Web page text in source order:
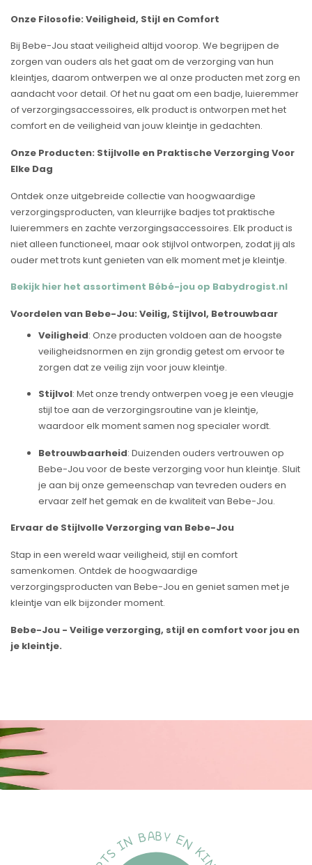
Onze Filosofie: Veiligheid, Stijl en Comfort
Bij Bebe-Jou staat veiligheid altijd voorop. We begrijpen de
zorgen van ouders als het gaat om de verzorging van hun
kleintjes, daarom ontwerpen we al onze producten met zorg en
aandacht voor detail. Of het nu gaat om een badje, luieremmer
of verzorgingsaccessoires, elk product is ontworpen met het
comfort en de veiligheid van jouw kleintje in gedachten.
Onze Producten: Stijlvolle en Praktische Verzorging Voor
Elke Dag
Ontdek onze uitgebreide collectie van hoogwaardige
verzorgingsproducten, van kleurrijke badjes tot praktische
luieremmers en zachte verzorgingsaccessoires. Elk product is
niet alleen functioneel, maar ook stijlvol ontworpen, zodat jij als
ouder met trots kunt genieten van elk moment met je kleintje.
Bekijk hier het assortiment Bébé-jou op Babydrogist.nl
Voordelen van Bebe-Jou: Veilig, Stijlvol, Betrouwbaar
Veiligheid: Onze producten voldoen aan de hoogste
veiligheidsnormen en zijn grondig getest om ervoor te
zorgen dat ze veilig zijn voor jouw kleintje.
Stijlvol: Met onze trendy ontwerpen voeg je een vleugje
stijl toe aan de verzorgingsroutine van je kleintje,
waardoor elk moment samen nog specialer wordt.
Betrouwbaarheid: Duizenden ouders vertrouwen op
Bebe-Jou voor de beste verzorging voor hun kleintje. Sluit
je aan bij onze gemeenschap van tevreden ouders en
ervaar zelf het gemak en de kwaliteit van Bebe-Jou.
Ervaar de Stijlvolle Verzorging van Bebe-Jou
Stap in een wereld waar veiligheid, stijl en comfort
samenkomen. Ontdek de hoogwaardige
verzorgingsproducten van Bebe-Jou en geniet samen met je
kleintje van elk bijzonder moment.
Bebe-Jou - Veilige verzorging, stijl en comfort voor jou en
je kleintje.